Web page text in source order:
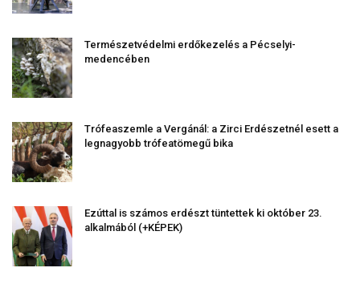
Természetvédelmi erdőkezelés a Pécselyi-
medencében
Trófeaszemle a Vergánál: a Zirci Erdészetnél esett a
legnagyobb trófeatömegű bika
Ezúttal is számos erdészt tüntettek ki október 23.
alkalmából (+KÉPEK)